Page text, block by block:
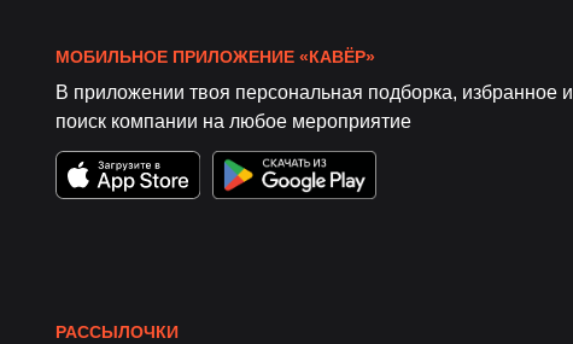
МОБИЛЬНОЕ ПРИЛОЖЕНИЕ «КАВЁР»
В приложении твоя персональная подборка, избранное и
поиск компании на любое мероприятие
РАССЫЛОЧКИ